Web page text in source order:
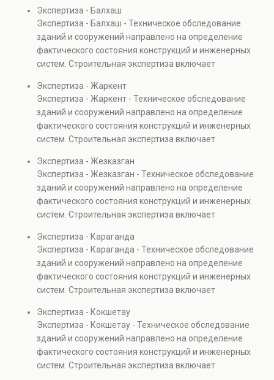
элементов и оценку эксплуатационной безопасности.
Услуга востребована при покупке недвижимости,
капитальном ремонте и реконструкции объектов, а
также при судебных разбирательствах и технических
проверках.
Экспертиза - Балхаш
Экспертиза - Балхаш - Техническое обследование
зданий и сооружений направлено на определение
фактического состояния конструкций и инженерных
систем. Строительная экспертиза включает
элементов и оценку эксплуатационной безопасности.
Услуга востребована при покупке недвижимости,
капитальном ремонте и реконструкции объектов, а
также при судебных разбирательствах и технических
проверках.
Экспертиза - Жаркент
Экспертиза - Жаркент - Техническое обследование
зданий и сооружений направлено на определение
фактического состояния конструкций и инженерных
систем. Строительная экспертиза включает
элементов и оценку эксплуатационной безопасности.
Услуга востребована при покупке недвижимости,
капитальном ремонте и реконструкции объектов, а
также при судебных разбирательствах и технических
проверках.
Экспертиза - Жезказган
Экспертиза - Жезказган - Техническое обследование
зданий и сооружений направлено на определение
фактического состояния конструкций и инженерных
систем. Строительная экспертиза включает
элементов и оценку эксплуатационной безопасности.
Услуга востребована при покупке недвижимости,
капитальном ремонте и реконструкции объектов, а
также при судебных разбирательствах и технических
проверках.
Экспертиза - Караганда
Экспертиза - Караганда - Техническое обследование
зданий и сооружений направлено на определение
фактического состояния конструкций и инженерных
систем. Строительная экспертиза включает
элементов и оценку эксплуатационной безопасности.
Услуга востребована при покупке недвижимости,
капитальном ремонте и реконструкции объектов, а
также при судебных разбирательствах и технических
проверках.
Экспертиза - Кокшетау
Экспертиза - Кокшетау - Техническое обследование
зданий и сооружений направлено на определение
фактического состояния конструкций и инженерных
систем. Строительная экспертиза включает